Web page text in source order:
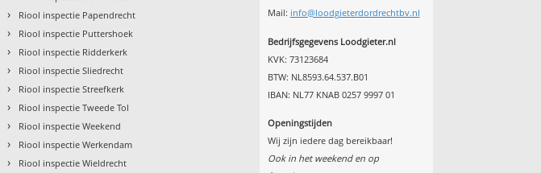
› Riool inspectie Papendrecht
› Riool inspectie Puttershoek
› Riool inspectie Ridderkerk
› Riool inspectie Sliedrecht
› Riool inspectie Streefkerk
› Riool inspectie Tweede Tol
› Riool inspectie Weekend
› Riool inspectie Werkendam
› Riool inspectie Wieldrecht
Mail: info@loodgieterdordrechtbv.nl
Bedrijfsgegevens Loodgieter.nl
KVK: 73123684
BTW: NL8593.64.537.B01
IBAN: NL77 KNAB 0257 9997 01
Openingstijden
Wij zijn iedere dag bereikbaar!
Ook in het weekend en op